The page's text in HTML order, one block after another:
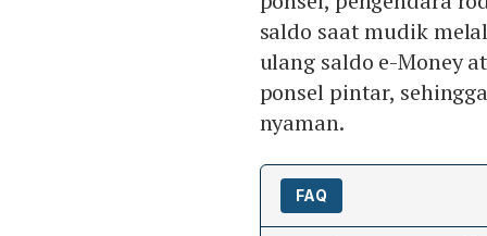
saldo saat mudik
ulang saldo e-Money
ponsel pintar,
nyaman.
FAQ